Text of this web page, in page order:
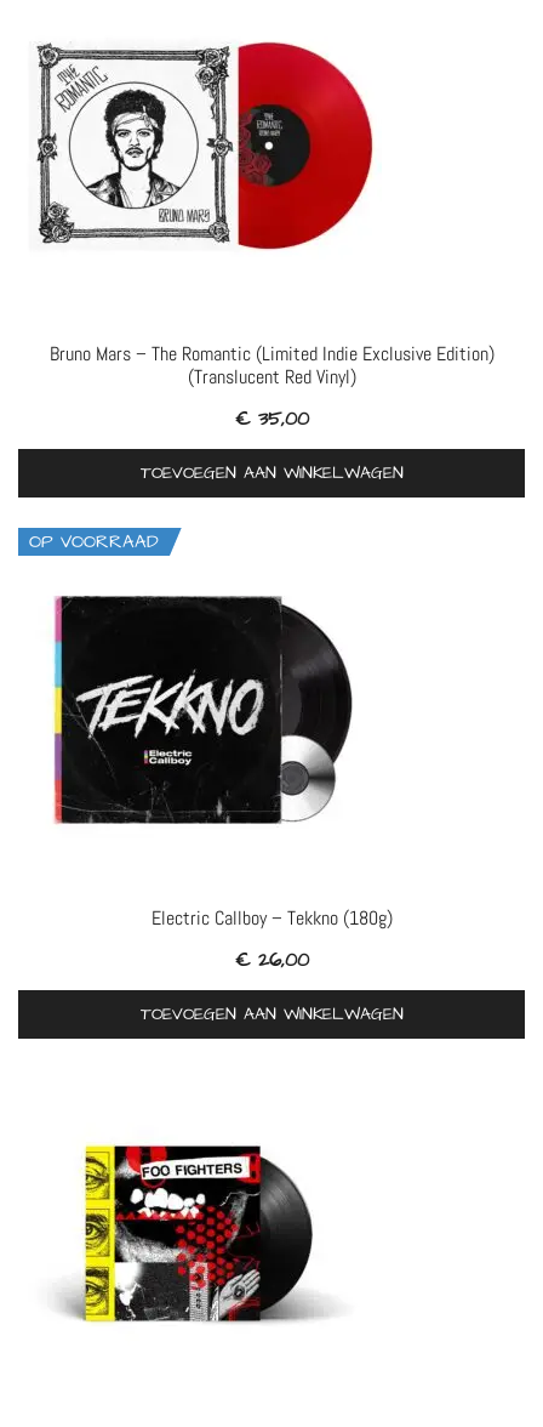
Bruno Mars – The Romantic (Limited Indie Exclusive Edition)
(Translucent Red Vinyl)
€35,00
TOEVOEGEN AAN WINKELWAGEN
OP VOORRAAD
Electric Callboy – Tekkno (180g)
€26,00
TOEVOEGEN AAN WINKELWAGEN